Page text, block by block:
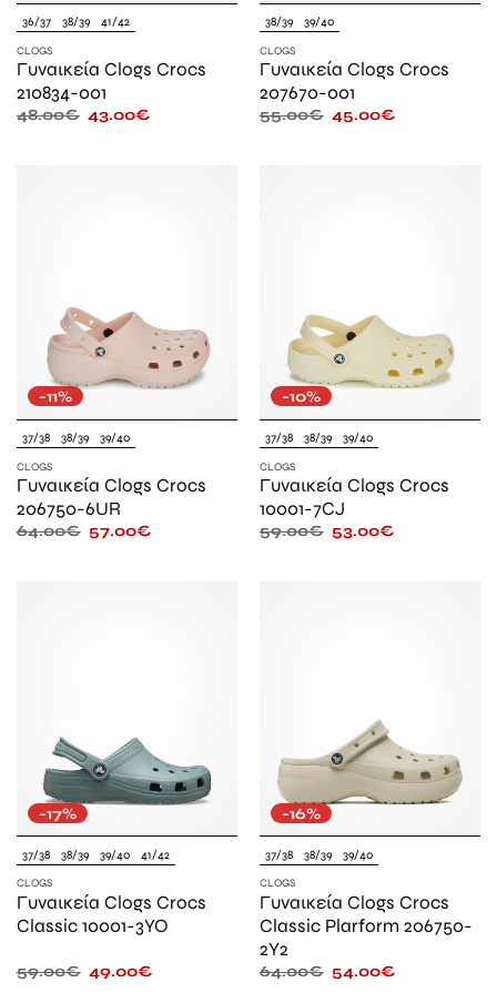
36/37 38/39 41/42
CLOGS
Γυναικεία Clogs Crocs
210834-001
48.00€ 43.00€
38/39 39/40
CLOGS
Γυναικεία Clogs Crocs
207670-001
55.00€ 45.00€
-11%
37/38 38/39 39/40
CLOGS
Γυναικεία Clogs Crocs
206750-6UR
64.00€ 57.00€
-10%
37/38 38/39 39/40
CLOGS
Γυναικεία Clogs Crocs
10001-7CJ
59.00€ 53.00€
-17%
37/38 38/39 39/40 41/42
CLOGS
Γυναικεία Clogs Crocs
Classic 10001-3YO
59.00€ 49.00€
-16%
37/38 38/39 39/40
CLOGS
Γυναικεία Clogs Crocs
Classic Plarform 206750-
2Y2
64.00€ 54.00€